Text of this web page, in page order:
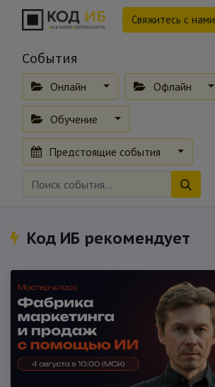
Свяжитесь с нами
События
Онлайн Офлайн
Обучение
Предстоящие события
Код ИБ рекомендует